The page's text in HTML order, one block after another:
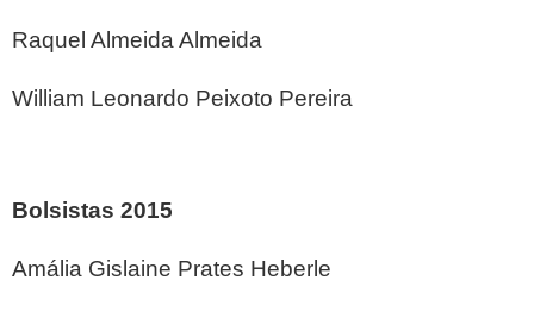
Raquel Almeida Almeida
William Leonardo Peixoto Pereira
Bolsistas 2015
Amália Gislaine Prates Heberle